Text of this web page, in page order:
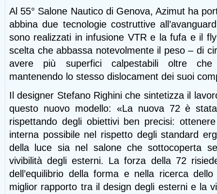
Al 55° Salone Nautico di Genova, Azimut ha
abbina due tecnologie costruttive
sono realizzati in infusione VTR e la fufa e il
scelta che abbassa notevolmente il peso – di
avere più superfici calpestabili oltre
mantenendo lo stesso dislocament dei suoi
Il designer Stefano Righini che sintetizza il
questo nuovo modello: «La nuova 72 è
rispettando degli obiettivi ben precisi:
interna possibile nel rispetto degli standard
della luce sia nel salone che sottocoperta
vivibilità degli esterni. La forza della 72
dell’equilibrio della forma e nella ricerca
miglior rapporto tra il design degli esterni e la